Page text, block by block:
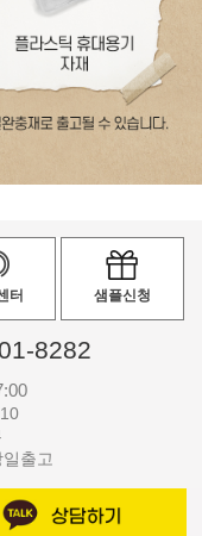
터 샘플신청
8282
출고